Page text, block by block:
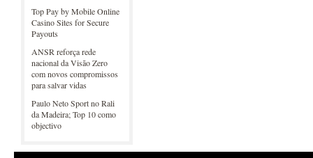
Top Pay by Mobile Online
Casino Sites for Secure
Payouts
ANSR reforça rede
nacional da Visão Zero
com novos compromissos
para salvar vidas
Paulo Neto Sport no Rali
da Madeira; Top 10 como
objectivo